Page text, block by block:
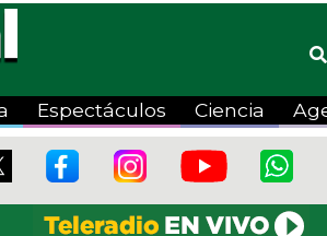
Espectáculos Ciencia